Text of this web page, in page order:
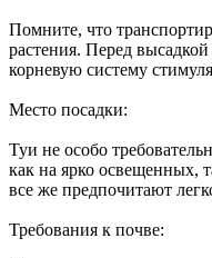
Помните, что
растения. Перед
корневую систему
Место посадки:
Туи не особо
как на ярко освещенных,
все же предпочитают
Требования к почве: